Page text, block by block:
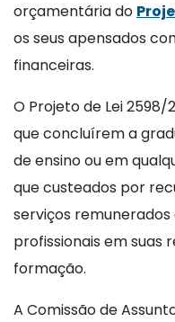
orçamentária do
os seus apensados
financeiras.
O Projeto de Lei
que concluírem a
de ensino ou em
que custeados por
serviços
profissionais em suas
formação.
A Comissão de